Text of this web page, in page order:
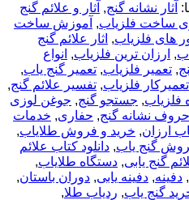
آثار نشانه گنج, آثار و علائم گنج
ساخت فلزیاب, آموزش ساخت
های فلزیاب, اثار علائم گنج
, ارزان ترین فلزیاب, انواع
, تعمیر فلزیاب, تعمیر گنج یاب,
تعمیرکار فلزیاب, تفسیر علائم گنج,
فلزیاب, جستجو گنج, جوغن لوزی
حروف نشانه گنج, حفاری, خدمات
ارزان, خرید و فروش طلایاب,
گنج یاب, دانلود کتاب علائم
گنج یابی, دستگاه طلایاب,
, دفینه, دفینه یابی, دوران باستان,
گنج یاب, ردیاب طلا,